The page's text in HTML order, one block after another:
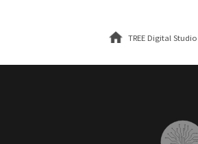
TREE Digital Studio